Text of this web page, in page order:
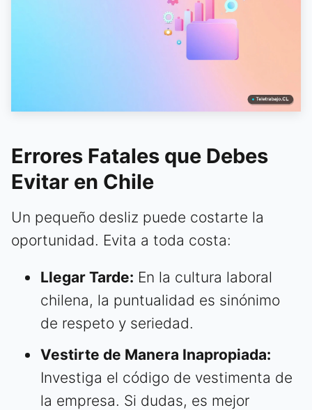
Errores Fatales que Debes
Evitar en Chile
Un pequeño desliz puede costarte la
oportunidad. Evita a toda costa:
Llegar Tarde: En la cultura laboral
chilena, la puntualidad es sinónimo
de respeto y seriedad.
Vestirte de Manera Inapropiada:
Investiga el código de vestimenta de
la empresa. Si dudas, es mejor